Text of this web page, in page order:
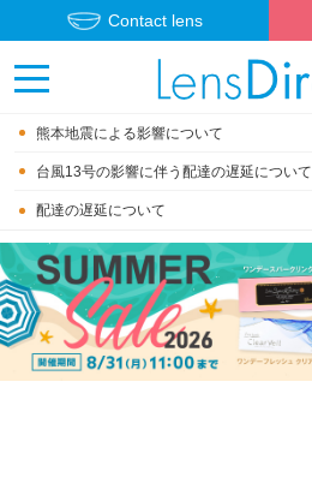
Contact lens
熊本地震による影響について
台風13号の影響に伴う配達の遅延について
配達の遅延について